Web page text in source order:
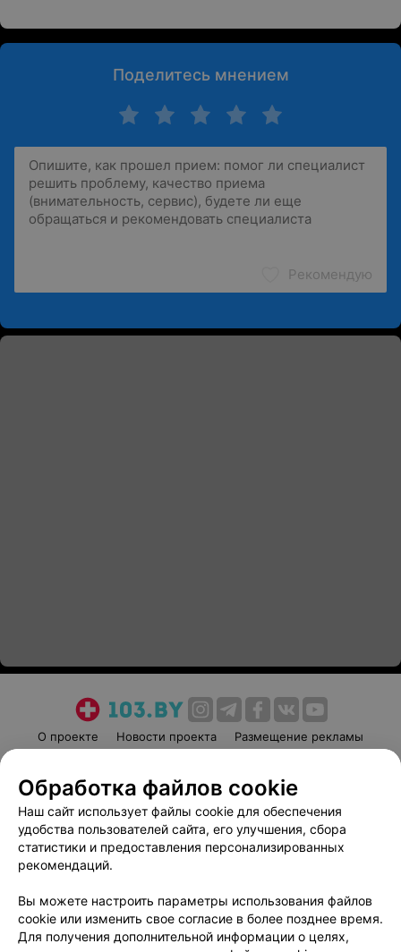
Поделитесь мнением
Рекомендую
О проекте Новости проекта
Размещение рекламы
Пользовательское соглашение
Способы оплаты
Вакансии
Партнеры
Написать руководителю 103.by
Обработка персональных данных
Обработка файлов cookie
Наш сайт использует файлы cookie для обеспечения
удобства пользователей сайта, его улучшения, сбора
статистики и предоставления персонализированных
рекомендаций.
Вы можете настроить параметры использования файлов
cookie или изменить свое согласие в более позднее время.
Для получения дополнительной информации о целях,